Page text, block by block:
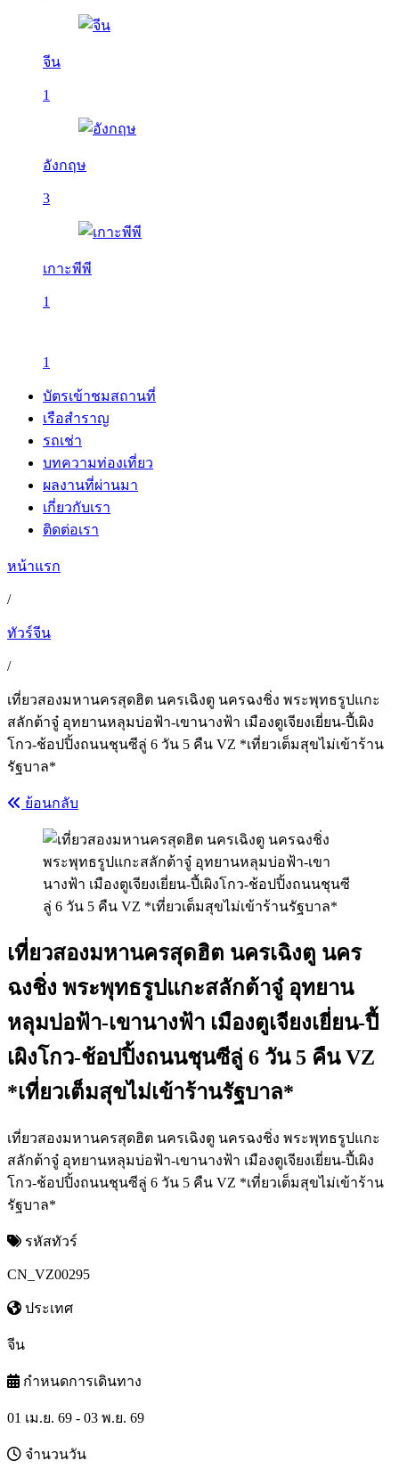
จีน
1
อังกฤษ
3
เกาะพีพี
1
1
บัตรเข้าชมสถานที่
เรือสำราญ
รถเช่า
บทความท่องเที่ยว
ผลงานที่ผ่านมา
เกี่ยวกับเรา
ติดต่อเรา
หน้าแรก
/
ทัวร์จีน
/
เที่ยวสองมหานครสุดฮิต นครเฉิงตู นครฉงชิ่ง พระพุทธรูปแกะ
สลักต้าจู๋ อุทยานหลุมบ่อฟ้า-เขานางฟ้า เมืองตูเจียงเยี่ยน-ปี้เผิง
โกว-ช้อปปิ้งถนนชุนซีลู่ 6 วัน 5 คืน VZ *เที่ยวเต็มสุขไม่เข้าร้าน
รัฐบาล*
ย้อนกลับ
เที่ยวสองมหานครสุดฮิต นครเฉิงตู นคร
ฉงชิ่ง พระพุทธรูปแกะสลักต้าจู๋ อุทยาน
หลุมบ่อฟ้า-เขานางฟ้า เมืองตูเจียงเยี่ยน-ปี้
เผิงโกว-ช้อปปิ้งถนนชุนซีลู่ 6 วัน 5 คืน VZ
*เที่ยวเต็มสุขไม่เข้าร้านรัฐบาล*
เที่ยวสองมหานครสุดฮิต นครเฉิงตู นครฉงชิ่ง พระพุทธรูปแกะ
สลักต้าจู๋ อุทยานหลุมบ่อฟ้า-เขานางฟ้า เมืองตูเจียงเยี่ยน-ปี้เผิง
โกว-ช้อปปิ้งถนนชุนซีลู่ 6 วัน 5 คืน VZ *เที่ยวเต็มสุขไม่เข้าร้าน
รัฐบาล*
รหัสทัวร์
CN_VZ00295
ประเทศ
จีน
กำหนดการเดินทาง
01 เม.ย. 69 - 03 พ.ย. 69
จำนวนวัน